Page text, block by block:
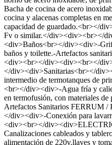
Bacha de cocina de acero
cocina y alacenas completas en
capacidad de guardado.<br></
Fv o similar.</div><div><br></
<div>Baños<br></div><div>-
baños y toilette.-Artefactos
<div><br></div><div><br></
</div><div>Sanitarias<br></
intermedio de termotanques de
<br></div><div>-Agua fría y
en termofusión, con materiales
Artefactos Sanitarios FERRUM /
</div><div>-Conexión para
<div><br></
Canalizaciones cableados y
alimentación de 220v.llaves y